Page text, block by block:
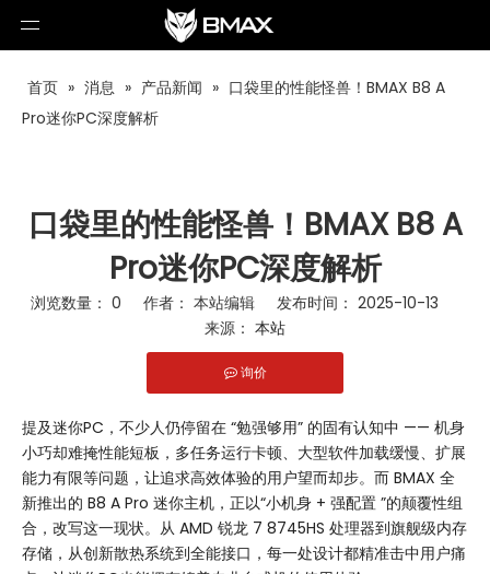
首页 » 消息 » 产品新闻 » 口袋里的性能怪兽！BMAX B8 A
Pro迷你PC深度解析
口袋里的性能怪兽！BMAX B8 A
Pro迷你PC深度解析
浏览数量： 0 作者： 本站编辑 发布时间： 2025-10-13
来源： 本站
询价
提及迷你PC，不少人仍停留在 “勉强够用” 的固有认知中 —— 机身
小巧却难掩性能短板，多任务运行卡顿、大型软件加载缓慢、扩展
能力有限等问题，让追求高效体验的用户望而却步。而 BMAX 全
新推出的 B8 A Pro 迷你主机，正以“小机身 + 强配置 ”的颠覆性组
合，改写这一现状。从 AMD 锐龙 7 8745HS 处理器到旗舰级内存
存储，从创新散热系统到全能接口，每一处设计都精准击中用户痛